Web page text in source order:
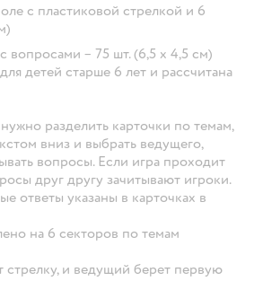
с пластиковой стрелкой и 6
вопросами – 75 шт. (6,5 х 4,5 см)
детей старше 6 лет и рассчитана
разделить карточки по темам,
вниз и выбрать ведущего,
вопросы. Если игра проходит
друг другу зачитывают игроки.
ответы указаны в карточках в
на 6 секторов по темам
стрелку, и ведущий берет первую